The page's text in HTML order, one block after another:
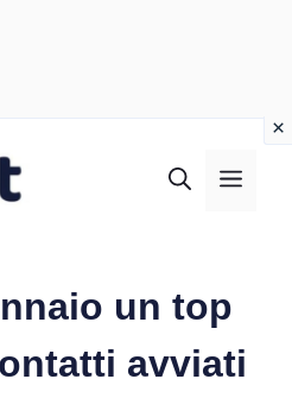
un top
avviati